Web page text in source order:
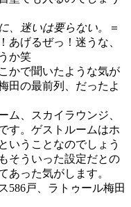
、迷いは要らない。
＝
あげるぜっ！迷うな、
か笑
かで聞いたような気が
田の最前列、だったよ
ム、スカイラウンジ、
す。ゲストルームはホ
いうことなのでしょう
そういった設定だとの
あった気がします。
586戸、ラトゥール梅田